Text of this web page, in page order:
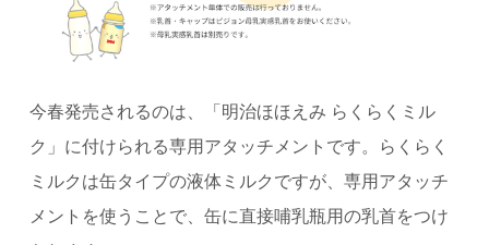
今春発売されるのは、「明治ほほえみ らくらくミル
ク」に付けられる専用アタッチメントです。らくらく
ミルクは缶タイプの液体ミルクですが、専用アタッチ
メントを使うことで、缶に直接哺乳瓶用の乳首をつけ